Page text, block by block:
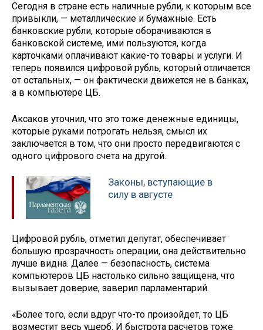
Сегодня в стране есть наличные рубли, к которым все
привыкли, — металлические и бумажные. Есть
банковские рубли, которые оборачиваются в
банковской системе, ими пользуются, когда
карточками оплачивают какие-то товары и услуги. И
теперь появился цифровой рубль, который отличается
от остальных, — он фактически движется не в банках,
а в компьютере ЦБ.
Аксаков уточнил, что это тоже денежные единицы,
которые руками потрогать нельзя, смысл их
заключается в том, что они просто передвигаются с
одного цифрового счета на другой.
Законы, вступающие в
силу в августе
Цифровой рубль, отметил депутат, обеспечивает
большую прозрачность операции, она действительно
лучше видна. Далее — безопасность, система
компьютеров ЦБ настолько сильно защищена, что
вызывает доверие, заверил парламентарий.
«Более того, если вдруг что-то произойдет, то ЦБ
возместит весь ущерб. И быстрота расчетов тоже